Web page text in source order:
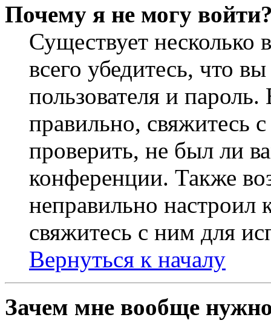
Почему я не могу
Существует
всего убедитесь, что
пользователя и
правильно, свяжитесь
проверить, не был ли
конференции. Также
неправильно
свяжитесь с ним для
Вернуться к началу
Зачем мне вообще